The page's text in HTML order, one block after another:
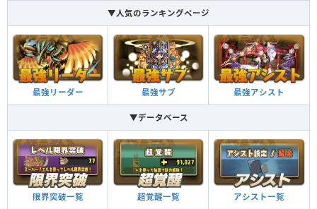
▼人気のランキングページ
最強リーダー 最強サブ 最強アシスト
▼データベース
限界突破一覧 超覚醒一覧 アシスト一覧